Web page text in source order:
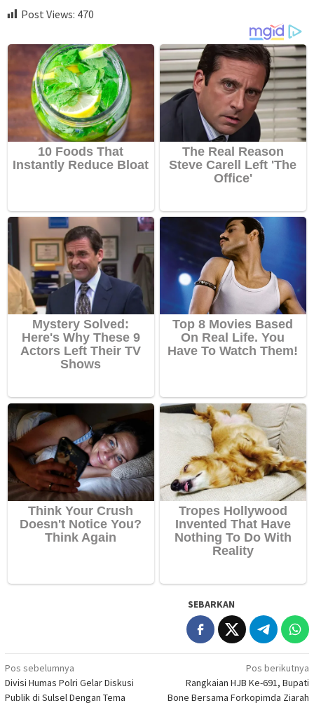
Post Views: 470
SEBARKAN
Navigasi
pos
Pos sebelumnya
Divisi Humas Polri Gelar Diskusi
Publik di Sulsel Dengan Tema
Pos berikutnya
Rangkaian HJB Ke-691, Bupati
Bone Bersama Forkopimda Ziarah